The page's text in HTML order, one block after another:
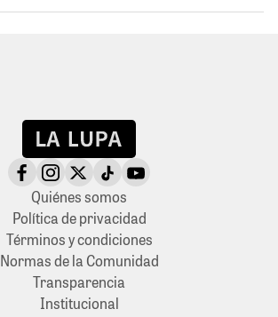
Quiénes somos
Política de privacidad
Términos y condiciones
Normas de la Comunidad
Transparencia
Institucional